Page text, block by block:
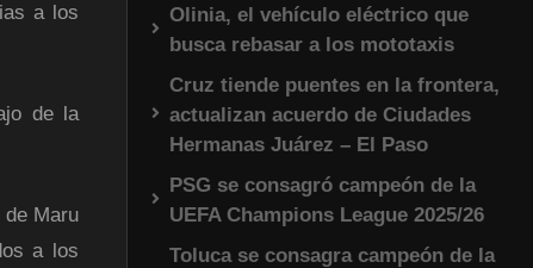
a los
de la
Maru
a los
Olinia, el vehículo eléctrico que
busca rebasar a los mototaxis
Cruz tiende puentes en la frontera,
actualizan acuerdo de Ciudades
Hermanas Juárez – El Paso
PSG se consagró campeón de la
UEFA Champions League 2025/26
Toluca se consagra campeón de la